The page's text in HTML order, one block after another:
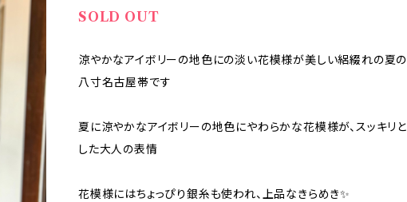
SOLD OUT
涼やかなアイボリーの地色にの淡い花模様が美しい絽綴れの夏の
八寸名古屋帯です
夏に涼やかなアイボリーの地色にやわらかな花模様が、スッキリと
した大人の表情
花模様にはちょっぴり銀糸も使われ、上品なきらめき✨